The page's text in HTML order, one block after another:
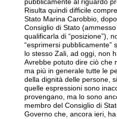
pubblicamente al riguardo
Risulta quindi difficile
Stato Marina Carobbio,
Consiglio di Stato
qualificarla di “posizione”),
“esprimersi pubblicamente”
lo stesso Zali, ad oggi, non
Avrebbe potuto dire ciò che
ma più in generale tutte le
della dignità delle persone,
quelle espressioni sono
provengano, ma lo sono
membro del Consiglio di
Governo che, ancora ieri,